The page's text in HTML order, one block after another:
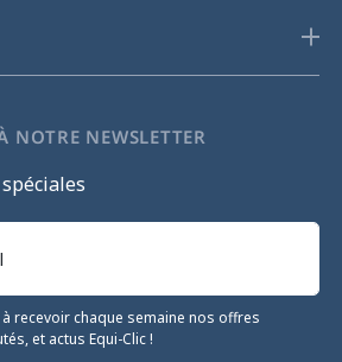
NOTRE NEWSLETTER
recevoir chaque semaine nos offres
et actus Equi-Clic !